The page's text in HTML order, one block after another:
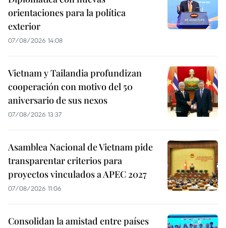
orientaciones para la política
exterior
07/08/2026 14:08
Vietnam y Tailandia profundizan
cooperación con motivo del 50
aniversario de sus nexos
07/08/2026 13:37
Asamblea Nacional de Vietnam pide
transparentar criterios para
proyectos vinculados a APEC 2027
07/08/2026 11:06
Consolidan la amistad entre países